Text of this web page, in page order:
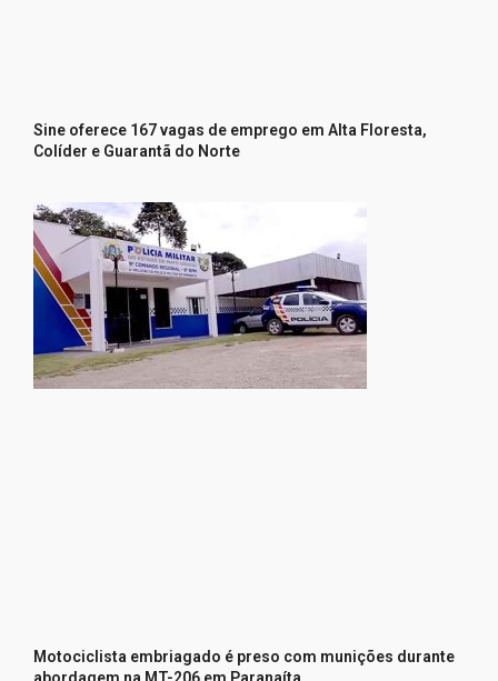
Sine oferece 167 vagas de emprego em Alta Floresta,
Colíder e Guarantã do Norte
Motociclista embriagado é preso com munições durante